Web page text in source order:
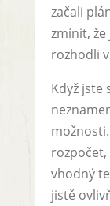
začali
zmínit,
rozhodli
Když
vhodný
jistě